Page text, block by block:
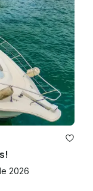
2026